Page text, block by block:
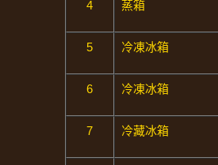
4 蒸箱
5 冷凍冰箱
6 冷凍冰箱
7 冷藏冰箱